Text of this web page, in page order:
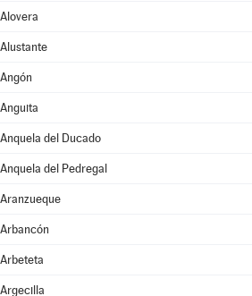
Alovera
Alustante
Angón
Anguita
Anquela del Ducado
Anquela del Pedregal
Aranzueque
Arbancón
Arbeteta
Argecilla